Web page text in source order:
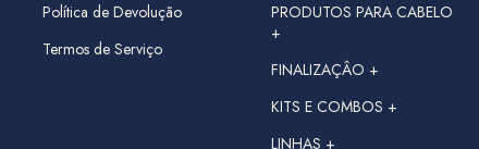
Política de Devolução
Termos de Serviço
PRODUTOS PARA CABELO
+
FINALIZAÇÂO +
KITS E COMBOS +
LINHAS +